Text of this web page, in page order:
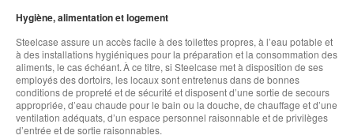
Hygiène, alimentation et logement
Steelcase assure un accès facile à des toilettes propres, à l’eau potable et
à des installations hygiéniques pour la préparation et la consommation des
aliments, le cas échéant. À ce titre, si Steelcase met à disposition de ses
employés des dortoirs, les locaux sont entretenus dans de bonnes
conditions de propreté et de sécurité et disposent d’une sortie de secours
appropriée, d’eau chaude pour le bain ou la douche, de chauffage et d’une
ventilation adéquats, d’un espace personnel raisonnable et de privilèges
d’entrée et de sortie raisonnables.